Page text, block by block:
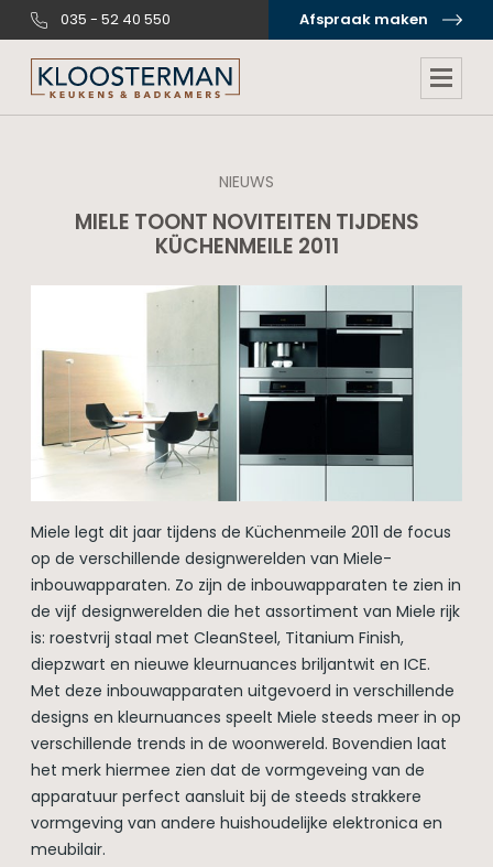
035 - 52 40 550 Afspraak maken
NIEUWS
MIELE TOONT NOVITEITEN TIJDENS
KÜCHENMEILE 2011
Miele legt dit jaar tijdens de Küchenmeile 2011 de focus
op de verschillende designwerelden van Miele-
inbouwapparaten. Zo zijn de inbouwapparaten te zien in
de vijf designwerelden die het assortiment van Miele rijk
is: roestvrij staal met CleanSteel, Titanium Finish,
diepzwart en nieuwe kleurnuances briljantwit en ICE.
Met deze inbouwapparaten uitgevoerd in verschillende
designs en kleurnuances speelt Miele steeds meer in op
verschillende trends in de woonwereld. Bovendien laat
het merk hiermee zien dat de vormgeveing van de
apparatuur perfect aansluit bij de steeds strakkere
vormgeving van andere huishoudelijke elektronica en
meubilair.